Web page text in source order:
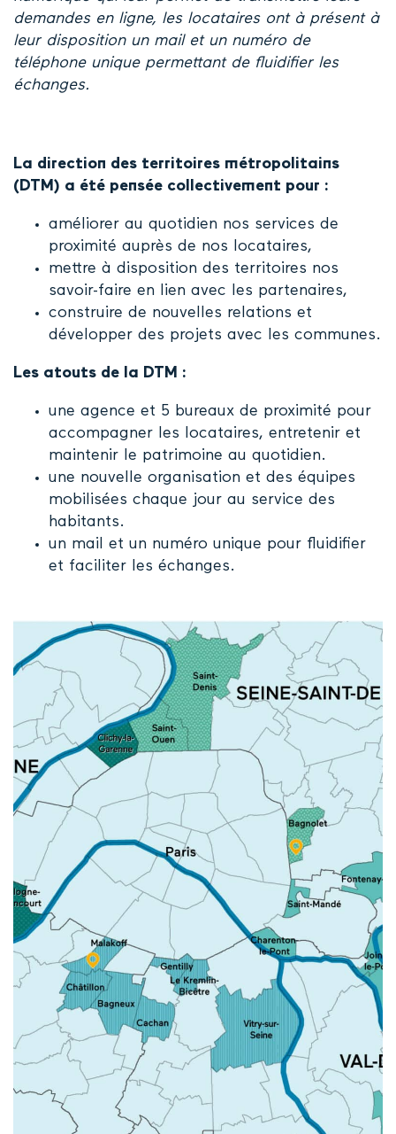
demandes en ligne, les locataires ont à présent à
leur disposition un mail et un numéro de
téléphone unique permettant de fluidifier les
échanges.
La direction des territoires métropolitains
(DTM) a été pensée collectivement pour :
améliorer au quotidien nos services de
proximité auprès de nos locataires,
mettre à disposition des territoires nos
savoir-faire en lien avec les partenaires,
construire de nouvelles relations et
développer des projets avec les communes.
Les atouts de la DTM :
une agence et 5 bureaux de proximité pour
accompagner les locataires, entretenir et
maintenir le patrimoine au quotidien.
une nouvelle organisation et des équipes
mobilisées chaque jour au service des
habitants.
un mail et un numéro unique pour fluidifier
et faciliter les échanges.